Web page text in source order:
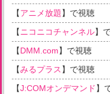
【アニメ放題】で視聴
【ニコニコチャンネル】
【DMM.com】で視聴
【みるプラス 】で視聴
【J:COMオンデマンド 】